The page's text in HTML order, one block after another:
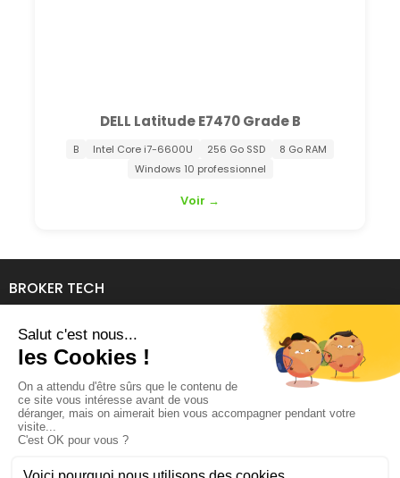
DELL Latitude E7470 Grade B
B Intel Core i7-6600U 256 Go SSD
8 Go RAM
Windows 10 professionnel
Voir →
BROKER TECH
134 Avenue de l'Industrie
69140 RILLIEUX-LA-PAPE
04 78 39 94 06
contact@brokertech.fr
MON COMPTE